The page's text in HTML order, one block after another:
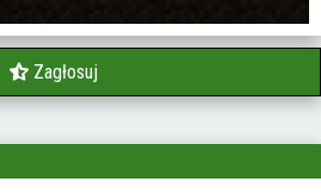
Zagłosuj